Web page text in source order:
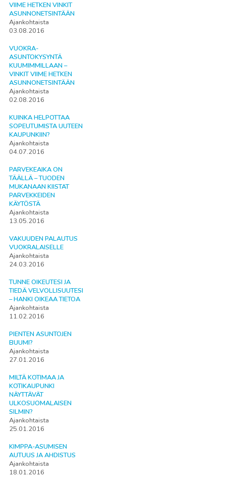
VIIME HETKEN VINKIT
ASUNNONETSINTÄÄN
Ajankohtaista
03.08.2016
VUOKRA-
ASUNTOKYSYNTÄ
KUUMIMMILLAAN –
VINKIT VIIME HETKEN
ASUNNONETSINTÄÄN
Ajankohtaista
02.08.2016
KUINKA HELPOTTAA
SOPEUTUMISTA UUTEEN
KAUPUNKIIN?
Ajankohtaista
04.07.2016
PARVEKEAIKA ON
TÄÄLLÄ – TUODEN
MUKANAAN KIISTAT
PARVEKKEIDEN
KÄYTÖSTÄ
Ajankohtaista
13.05.2016
VAKUUDEN PALAUTUS
VUOKRALAISELLE
Ajankohtaista
24.03.2016
TUNNE OIKEUTESI JA
TIEDÄ VELVOLLISUUTESI
– HANKI OIKEAA TIETOA
Ajankohtaista
11.02.2016
PIENTEN ASUNTOJEN
BUUMI?
Ajankohtaista
27.01.2016
MILTÄ KOTIMAA JA
KOTIKAUPUNKI
NÄYTTÄVÄT
ULKOSUOMALAISEN
SILMIN?
Ajankohtaista
25.01.2016
KIMPPA-ASUMISEN
AUTUUS JA AHDISTUS
Ajankohtaista
18.01.2016